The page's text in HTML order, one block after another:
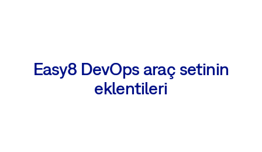
Easy8 DevOps araç setinin
eklentileri